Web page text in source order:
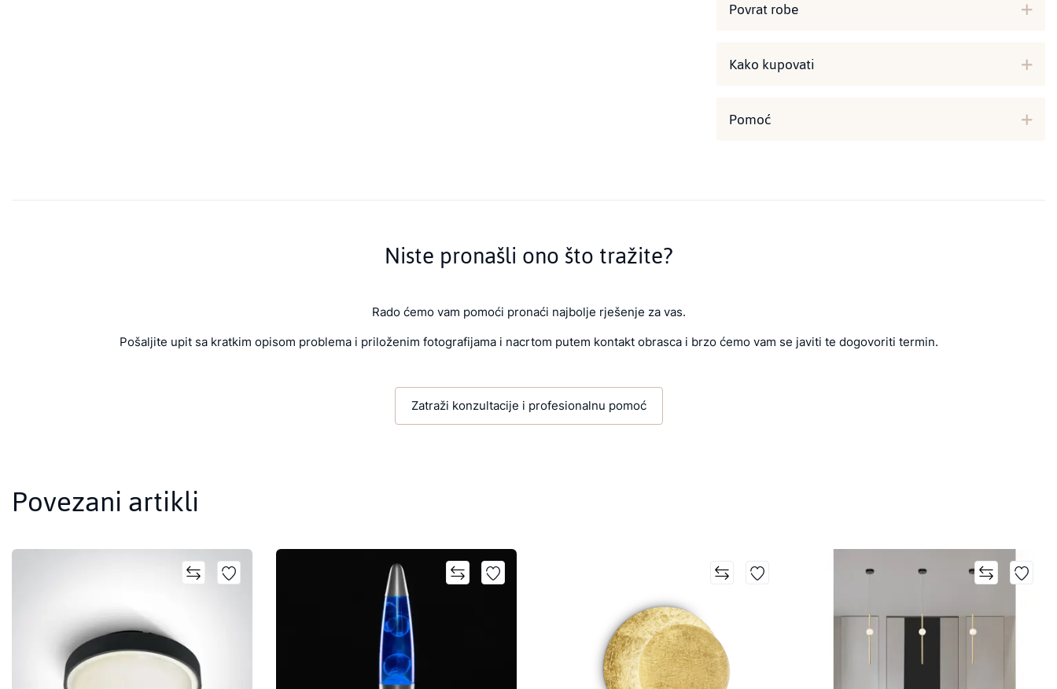
Povrat robe
Kako kupovati
Pomoć
Niste pronašli ono što tražite?
Rado ćemo vam pomoći pronaći najbolje rješenje za vas.
Pošaljite upit sa kratkim opisom problema i priloženim fotografijama i nacrtom putem kontakt obrasca i brzo ćemo vam se javiti te dogovoriti termin.
Zatraži konzultacije i profesionalnu pomoć
Povezani artikli